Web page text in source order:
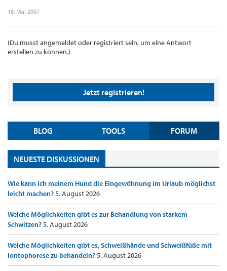
18. Mai 2007
(Du musst angemeldet oder registriert sein, um eine Antwort
erstellen zu können.)
Jetzt registrieren!
BLOG TOOLS FORUM
NEUESTE DISKUSSIONEN
Wie kann ich meinem Hund die Eingewöhnung im Urlaub möglichst
leicht machen?5. August 2026
Welche Möglichkeiten gibt es zur Behandlung von starkem
Schwitzen?5. August 2026
Welche Möglichkeiten gibt es, Schweißhände und Schweißfüße mit
Iontophorese zu behandeln?5. August 2026